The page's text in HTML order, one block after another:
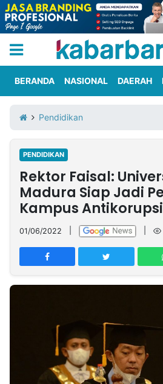
Iklan
Berita
Kami
Nasional
International
Olahraga
Entertainment
Daerah
Pariwisata
Kuliner
Kolom
Network
PT
TREETAN
INDONESIA
Dinamikapost.com
Seedbacklink
BERANDA NASIONAL DAERAH
Pendidikan
PENDIDIKAN
Rektor Faisal:
Madura Siap Jadi
Kampus
01/06/2022